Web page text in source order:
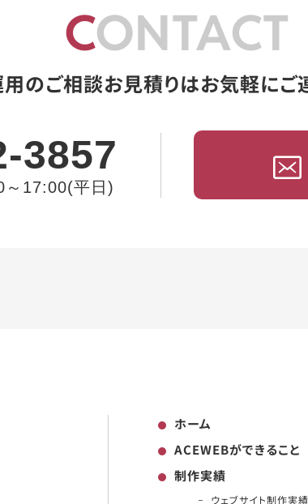
CONTACT
用のご相談お見積りはお気軽にご
3857
～17:00(平日)
ホーム
ACEWEBができること
制作実績
ウェブサイト制作実績